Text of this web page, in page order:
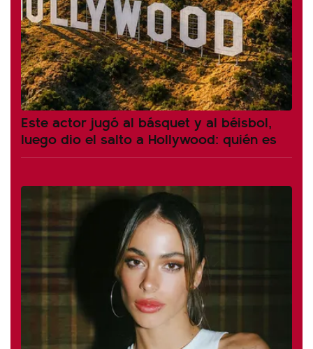
Este actor jugó al básquet y al béisbol,
luego dio el salto a Hollywood: quién es